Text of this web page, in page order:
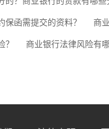
函需提交的资料？ 商
商业银行法律风险有